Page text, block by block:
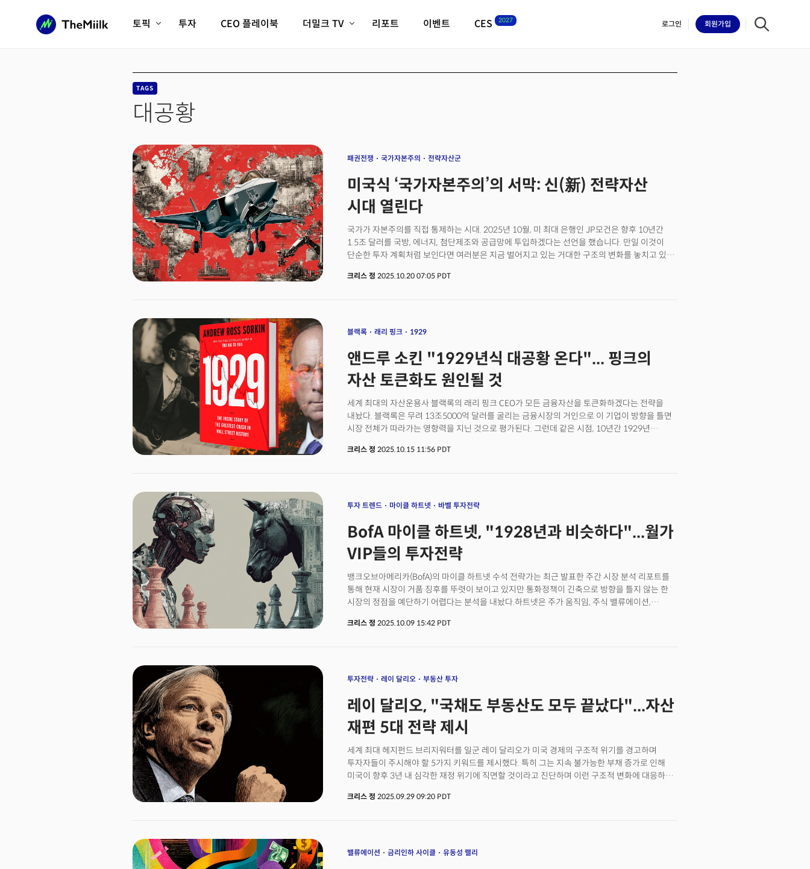
토픽
피지컬AI/로봇
AX비즈니스혁명
전체 기사 보기
투자 CEO 플레이북 더밀크 TV
더밀크 아카데미
더웨이브/트렌드쇼
밸리토크
리포트 이벤트 CES 2027 로그인 회원가입
TAGS
대공황
패권전쟁 국가자본주의 전략자산군
미국식 ‘국가자본주의’의 서막: 신(新) 전략자산
시대 열린다
국가가 자본주의를 직접 통제하는 시대. 2025년 10월, 미 최대 은행인 JP모건은 향후 10년간
1.5조 달러를 국방, 에너지, 첨단제조와 공급망에 투입하겠다는 선언을 했습니다. 만일 이것이
단순한 투자 계획처럼 보인다면 여러분은 지금 벌어지고 있는 거대한 구조의 변화를 놓치고 있는
전략자산에 관계된 기업들의 지분을 직접 사들이고 있습니다. 이제 우린 더이상 자유시장의
'신호'에 대한 응답입니다. 왜 지금일까요? 미중 기술 패권경쟁이 반도체와 배터리, 그리고
없다는 인식이 확산되었기 때문입니다. 그리고 이런 시그널은 앞으로 10년간 어떤 산업이 미국
패권의 핵심 이익이 될 것인가를 국가가 먼저 정의하고 민간 자본의 흐름을 그쪽으로 유도하는
시스템 설계입니다. 결국 이 흐름은 투자자로써는 절대 놓쳐서는 안되는 거대한 전환점의
브랜드 같은 그림자 금융 플랫폼들이 연쇄 파산하고 지역은행들이 예상치 못한 대규모 손실을
기록하면서 다이먼이 경고한 '바퀴벌레'들이 점점 더 그 모습을 드러내고 있습니다. 더
아이러니한 것은 블랙록의 래리 핑크가 자산의 전면 토큰화를 외치며 금융의 민주화를 부르짖는
사이 다른 한쪽에서는 1929년 대공황과의 유사성이 거론되며 월가를 뒤흔들고 있다는
크리스 정 2025.10.20 07:05 PDT
블랙록 래리 핑크 1929
앤드루 소킨 "1929년식 대공황 온다"... 핑크의
자산 토큰화도 원인될 것
세계 최대의 자산운용사 블랙록의 래리 핑크 CEO가 모든 금융자산을 토큰화하겠다는 전략을
내놨다. 블랙록은 무려 13조5000억 달러를 굴리는 금융시장의 거인으로 이 기업이 방향을 틀면
시장 전체가 따라가는 영향력을 지닌 것으로 평가된다. 그런데 같은 시점, 10년간 1929년
닮았다고 경고했다. 그는 투기 열풍의 중심에 암호화폐가 있음을 지적한다. 두 이야기는 별개가
크리스 정 2025.10.15 11:56 PDT
투자 트렌드 마이클 하트넷 바벨 투자전략
BofA 마이클 하트넷, "1928년과 비슷하다"...월가
VIP들의 투자전략
뱅크오브아메리카(BofA)의 마이클 하트넷 수석 전략가는 최근 발표한 주간 시장 분석 리포트를
통해 현재 시장이 거품 징후를 뚜렷이 보이고 있지만 통화정책이 긴축으로 방향을 틀지 않는 한
시장의 정점을 예단하기 어렵다는 분석을 내놨다.하트넷은 주가 움직임, 주식 밸류에이션,
경고 수준이라고 진단했다. 하지만 그는 "역사상 모든 버블은 중앙은행의 긴축 정책으로
도달한 상태다. 하트넷은 지난 5개월간 S&P500의 월간 최저점이 매달 첫 거래일에 기록됐다는
산업혁명으로 금융시장이 열광의 한 가운데에 있던 '광란의 20년대(Roaring 20's)' 버블이
절정에 있던 시점이다. BofA에 따르면 최근 3주간 글로벌 주식형 상장지수펀드(ETF)로 1520억
달러가 유입됐다. 반면 일반적으로 매우 보수적이며 안전자산 배분처로 여겨지는 머니마켓펀드
크리스 정 2025.10.09 15:42 PDT
투자전략 레이 달리오 부동산 투자
레이 달리오, "국채도 부동산도 모두 끝났다"...자산
재편 5대 전략 제시
세계 최대 헤지펀드 브리지워터를 일군 레이 달리오가 미국 경제의 구조적 위기를 경고하며
투자자들이 주시해야 할 5가지 키워드를 제시했다. 특히 그는 지속 불가능한 부채 증가로 인해
미국이 향후 3년 내 심각한 재정 위기에 직면할 것이라고 진단하며 이런 구조적 변화에 대응하는
지출하면서 5조 달러의 세수만 거두고 있다"며 "이런 불균형으로 인해 향후 막대한 신규 국채
재정적자는 2조 달러에 육박한다. 달리오는 이 상황을 플라크로 막힌 심장 순환계에 비유했다.
크리스 정 2025.09.29 09:20 PDT
밸류에이션 금리인하 사이클 유동성 랠리